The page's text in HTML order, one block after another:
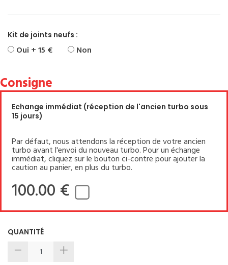
Kit de joints neufs :
Oui + 15 € Non
Consigne
Echange immédiat (réception de l'ancien turbo sous
15 jours)
Par défaut, nous attendons la réception de votre ancien
turbo avant l'envoi du nouveau turbo. Pour un échange
immédiat, cliquez sur le bouton ci-contre pour ajouter la
caution au panier, en plus du turbo.
100.00 €
QUANTITÉ